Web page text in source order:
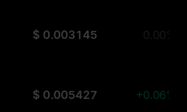
$ 0.003145 0.00%
$ 0.005427 +0.06%